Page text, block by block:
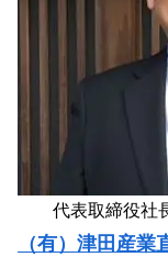
代表取締役社
（有）津田産